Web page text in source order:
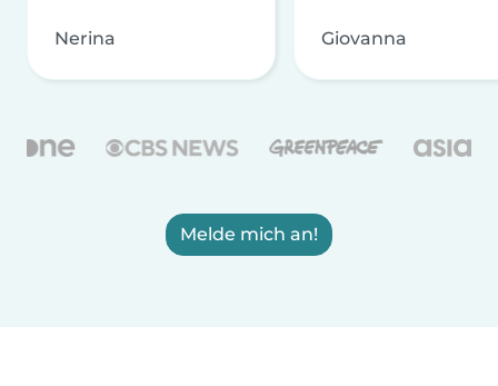
Nerina Giovanna
Melde mich an!